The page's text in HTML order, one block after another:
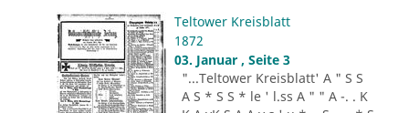
Teltower Kreisblatt
1872
03. Januar , Seite 3
"...Teltower Kreisblatt' A " S S
A S * S S * le ' l.ss A " " A -. . K